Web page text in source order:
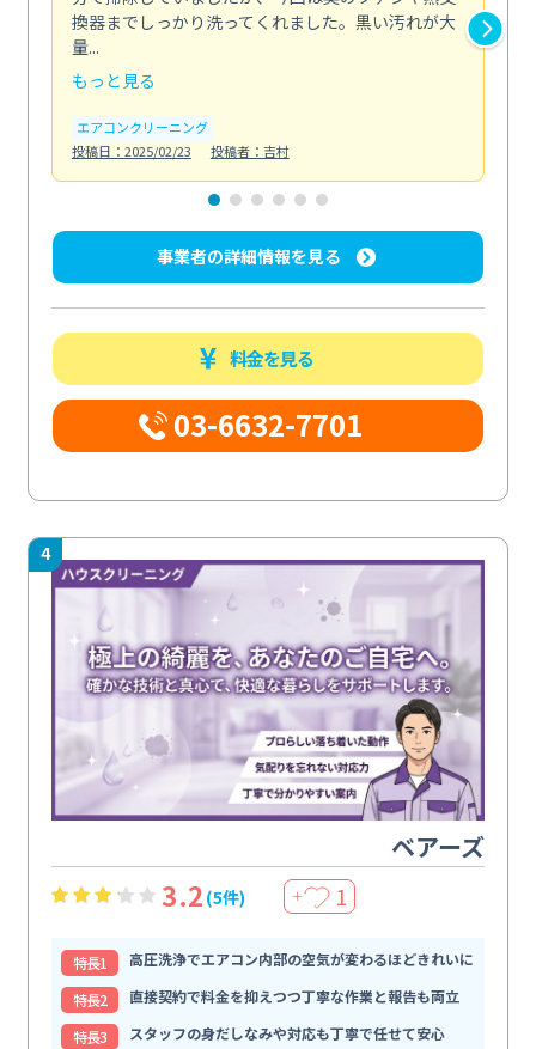
換器までしっかり洗ってくれました。黒い汚れが大
量...
もっと見る
エアコンクリーニング
投稿日：2025/02/23
投稿者：吉村
事業者の詳細情報を見る
料金を見る
03-6632-7701
4
ベアーズ
3.2 (5件) ＋ 1
特⻑1
高圧洗浄でエアコン内部の空気が変わるほどきれいに
特⻑2
直接契約で料金を抑えつつ丁寧な作業と報告も両立
特⻑3
スタッフの身だしなみや対応も丁寧で任せて安心